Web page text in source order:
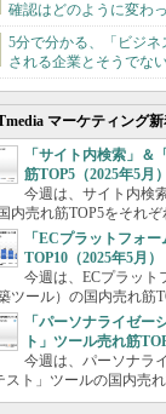
確認はどのように変わ
5分で分かる、「ビジネ
される企業とそうでな
マーケティング
「サイト内検索」＆
筋TOP5（2025年5月）
今週は、サイト内検
内売れ筋TOP5をそれぞ
「ECプラットフォ
TOP10（2025年5月）
今週は、ECプラット
ツール）の国内売れ筋
「パーソナライゼー
ト」ツール売れ筋
今週は、パーソナラ
スト」ツールの国内売